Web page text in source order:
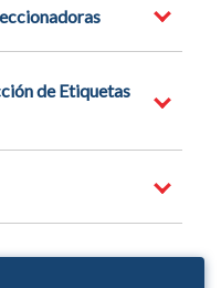
de Etiquetas